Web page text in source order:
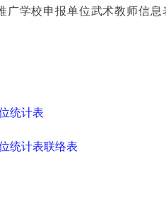
广学校申报单位武术教师信
统计表
统计表联络表